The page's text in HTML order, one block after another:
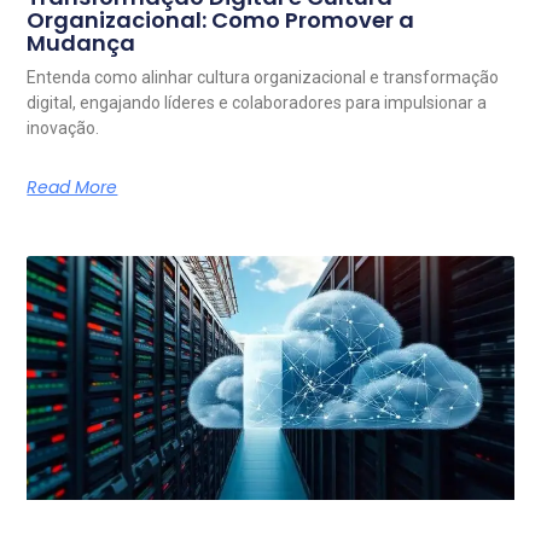
Organizacional: Como Promover a
Mudança
Entenda como alinhar cultura organizacional e transformação
digital, engajando líderes e colaboradores para impulsionar a
inovação.
Read More